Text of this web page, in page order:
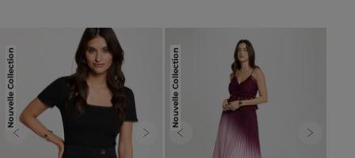
Nouvelle Collection
Previous Next
Nouvelle Collection
Previous Next